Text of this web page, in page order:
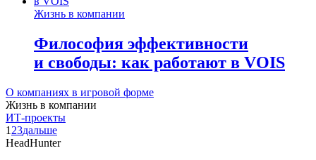
Жизнь в компании
Философия эффективности
и свободы: как работают в VOIS
О компаниях в игровой форме
Жизнь в компании
ИТ-проекты
1 23дальше
HeadHunter